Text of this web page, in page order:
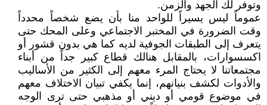
وتوفر لك الجهد والزمن.
عموماً ليس يسيراً للواحد منا بأن يضع شخصاً محدداً
وقت الضرورة في المختبر الاجتماعي وعلى المحك حتى
يتعرف إلى الطبقات الجوفية لديه كما هي بدون قشور أو
اكسسوارات، بالمقابل هنالك قطاع كبير جداً من أبناء
مجتمعاتنا لا يحتاج المرء معهم إلى الكثير من الأساليب
والأدوات لكشف بنيانهم، إنما يكفي تبيان الاختلاف معهم
في موضوع قومي أو ديني أو مذهبي حتى ترى الوجه